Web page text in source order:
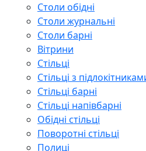
Столи обідні
Столи журнальні
Столи барні
Вітрини
Стільці
Стільці з
Стільці барні
Стільці напівбарні
Обідні стільці
Поворотні стільці
Полиці